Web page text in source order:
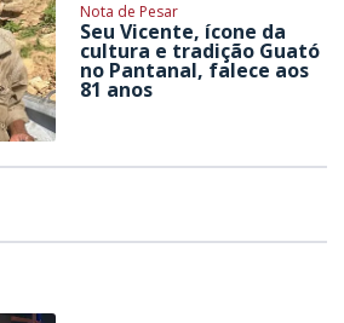
Nota de Pesar
Seu Vicente, ícone da
cultura e tradição Guató
no Pantanal, falece aos
81 anos